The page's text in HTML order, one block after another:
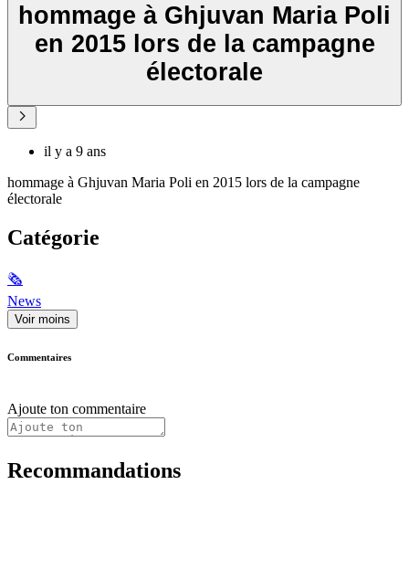
hommage à Ghjuvan Maria Poli
en 2015 lors de la campagne
électorale
il y a 9 ans
hommage à Ghjuvan Maria Poli en 2015 lors de la campagne
électorale
Catégorie
🗞
News
Voir moins
Commentaires
Ajoute ton commentaire
Recommandations